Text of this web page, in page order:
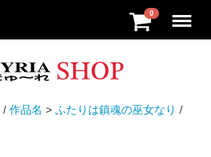
0
作品名
ふたりは鎮魂の巫女なり